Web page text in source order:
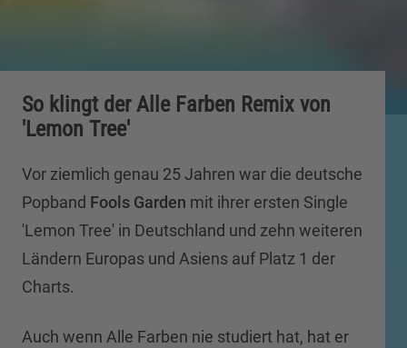
So klingt der Alle Farben Remix von
'Lemon Tree'
Vor ziemlich genau 25 Jahren war die deutsche
Popband Fools Garden mit ihrer ersten Single
'Lemon Tree' in Deutschland und zehn weiteren
Ländern Europas und Asiens auf Platz 1 der
Charts.
Auch wenn Alle Farben nie studiert hat, hat er